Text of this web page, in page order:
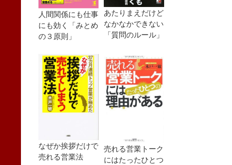
人間関係にも仕事
にも効く「みとめ
の３原則」
あたりまえだけど
なかなかできない
「質問のルール」
なぜか挨拶だけで
売れる営業法
売れる営業トーク
にはたったひとつ